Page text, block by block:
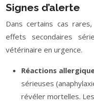
Signes d’alerte
Dans certains cas
effets secondaires
vétérinaire en urgence.
Réactions
sérieuses
révéler mortelles.